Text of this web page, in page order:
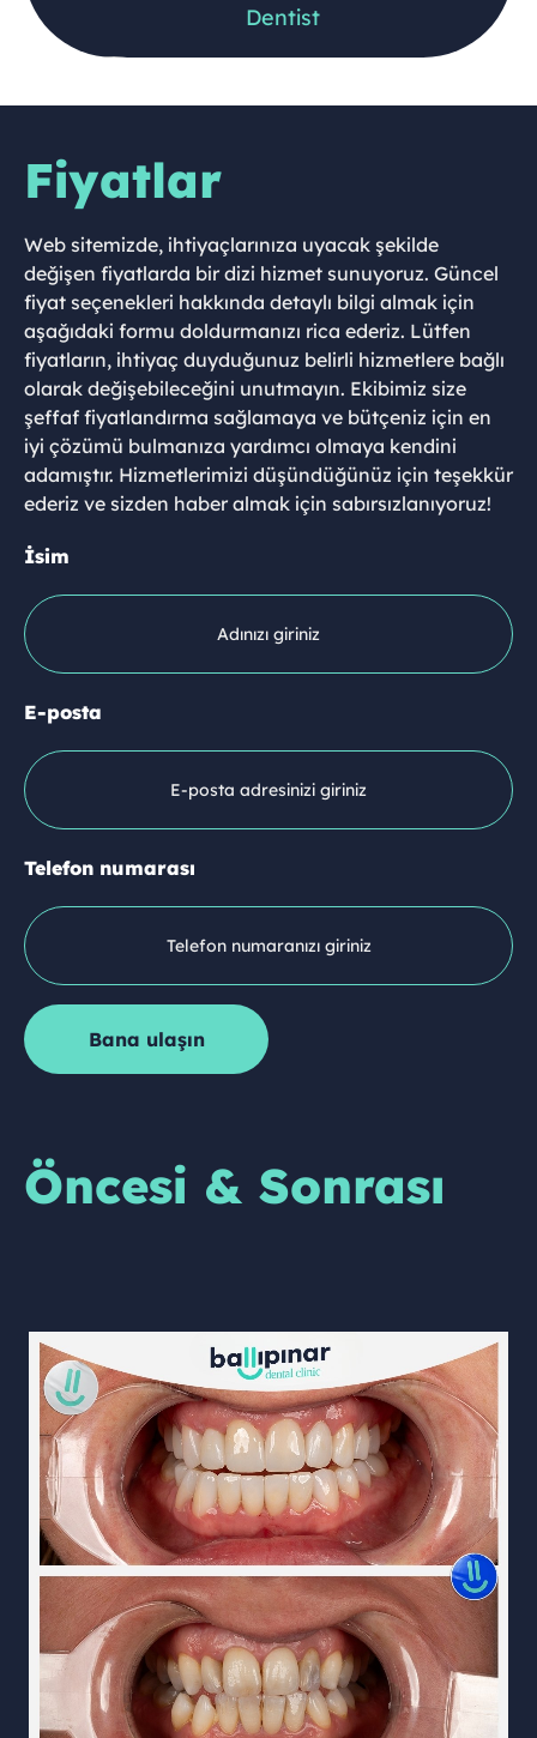
Dentist
Fiyatlar
Web sitemizde, ihtiyaçlarınıza uyacak şekilde
değişen fiyatlarda bir dizi hizmet sunuyoruz. Güncel
fiyat seçenekleri hakkında detaylı bilgi almak için
aşağıdaki formu doldurmanızı rica ederiz. Lütfen
fiyatların, ihtiyaç duyduğunuz belirli hizmetlere bağlı
olarak değişebileceğini unutmayın. Ekibimiz size
şeffaf fiyatlandırma sağlamaya ve bütçeniz için en
iyi çözümü bulmanıza yardımcı olmaya kendini
adamıştır. Hizmetlerimizi düşündüğünüz için teşekkür
ederiz ve sizden haber almak için sabırsızlanıyoruz!
İsim
E-posta
Telefon numarası
Öncesi & Sonrası